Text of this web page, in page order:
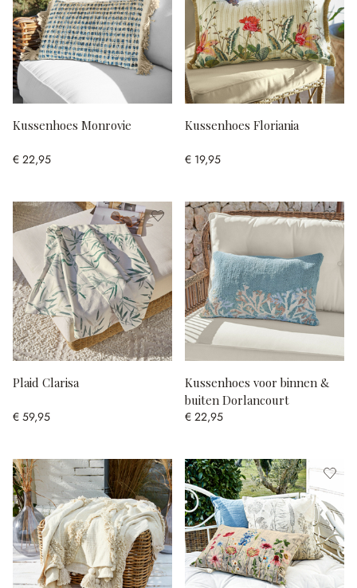
Kussenhoes Monrovie
€ 22,95
Kussenhoes Floriania
€ 19,95
Plaid Clarisa
€ 59,95
Kussenhoes voor binnen &
buiten Dorlancourt
€ 22,95